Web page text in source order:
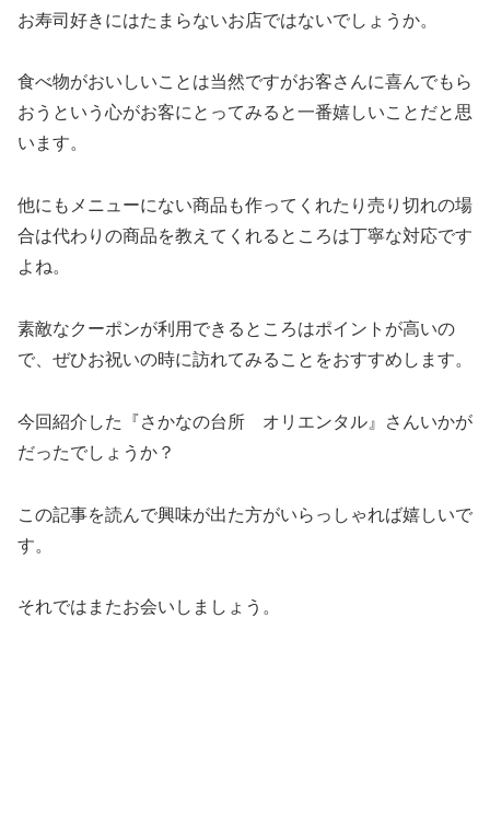
お寿司好きにはたまらないお店ではないでしょうか。
食べ物がおいしいことは当然ですがお客さんに喜んでもら
おうという心がお客にとってみると一番嬉しいことだと思
います。
他にもメニューにない商品も作ってくれたり売り切れの場
合は代わりの商品を教えてくれるところは丁寧な対応です
よね。
素敵なクーポンが利用できるところはポイントが高いの
で、ぜひお祝いの時に訪れてみることをおすすめします。
今回紹介した『さかなの台所 オリエンタル』さんいかが
だったでしょうか？
この記事を読んで興味が出た方がいらっしゃれば嬉しいで
す。
それではまたお会いしましょう。